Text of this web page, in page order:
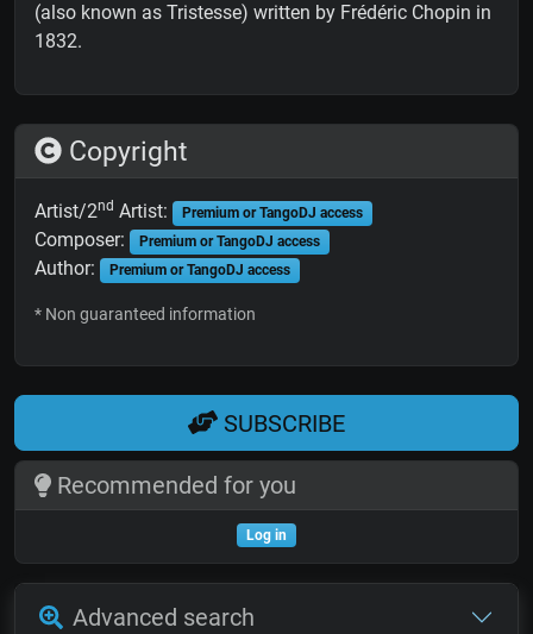
(also known as Tristesse) written by Frédéric Chopin in
1832.
Copyright
Artist/2nd Artist: Premium or TangoDJ access
Composer: Premium or TangoDJ access
Author: Premium or TangoDJ access
* Non guaranteed information
SUBSCRIBE
Recommended for you
Log in
Advanced search